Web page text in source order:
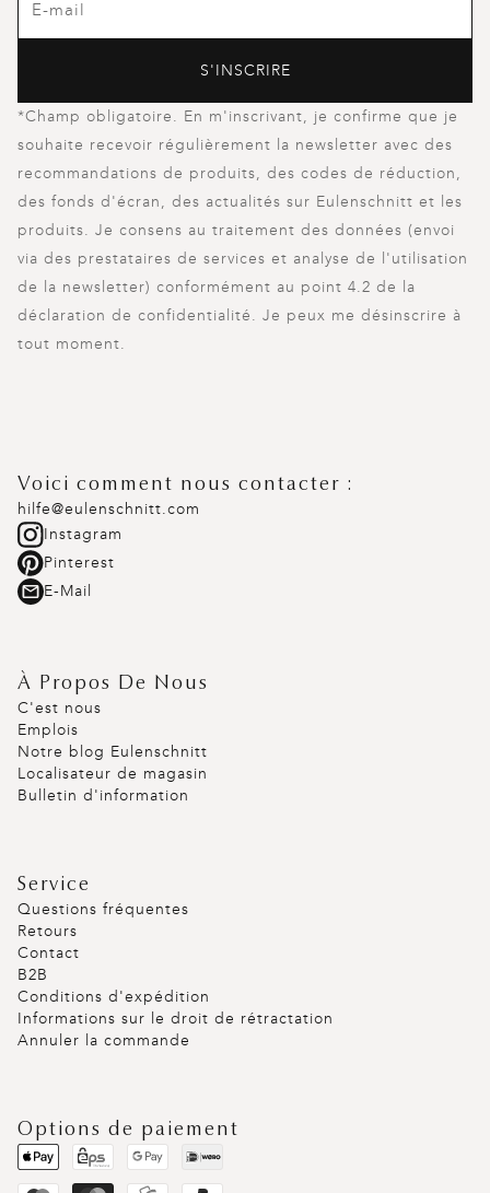
S'INSCRIRE
*Champ obligatoire. En m'inscrivant, je confirme que je
souhaite recevoir régulièrement la newsletter avec des
recommandations de produits, des codes de réduction,
des fonds d'écran, des actualités sur Eulenschnitt et les
produits. Je consens au traitement des données (envoi
via des prestataires de services et analyse de l'utilisation
de la newsletter) conformément au point 4.2 de la
déclaration de confidentialité. Je peux me désinscrire à
tout moment.
Voici comment nous contacter :
hilfe@eulenschnitt.com
Instagram
Pinterest
E-Mail
À Propos De Nous
C'est nous
Emplois
Notre blog Eulenschnitt
Localisateur de magasin
Bulletin d'information
Service
Questions fréquentes
Retours
Contact
B2B
Conditions d'expédition
Informations sur le droit de rétractation
Annuler la commande
Options de paiement